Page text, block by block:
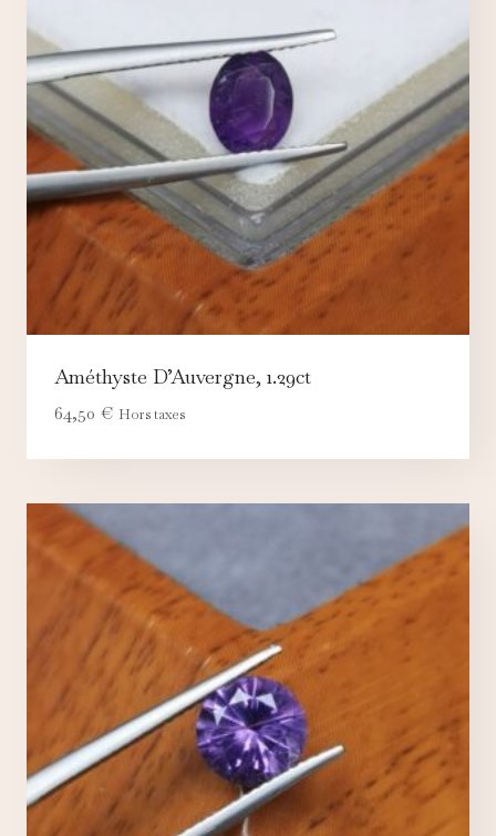
Améthyste D’Auvergne, 1.29ct
64,50 € Hors taxes